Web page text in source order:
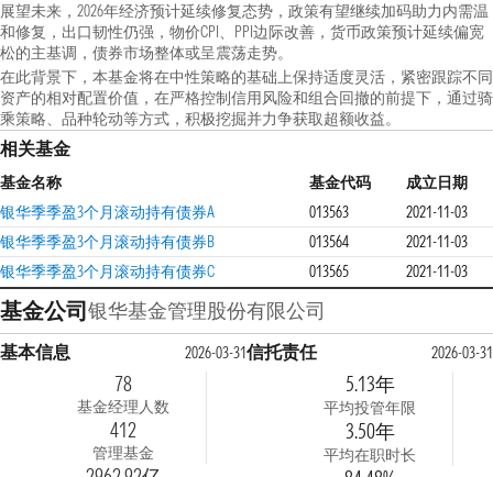
展望未来，2026年经济预计延续修复态势，政策有望继续加码助力内需温
和修复，出口韧性仍强，物价CPI、PPI边际改善，货币政策预计延续偏宽
松的主基调，债券市场整体或呈震荡走势。
在此背景下，本基金将在中性策略的基础上保持适度灵活，紧密跟踪不同
资产的相对配置价值，在严格控制信用风险和组合回撤的前提下，通过骑
乘策略、品种轮动等方式，积极挖掘并力争获取超额收益。
相关基金
基金名称 基金代码
成立日期
银华季季盈3个月滚动持有债券A
013563
2021-11-03
银华季季盈3个月滚动持有债券B
013564
2021-11-03
银华季季盈3个月滚动持有债券C
013565 2021-11-03
基金公司银华基金管理股份有限公司
基本信息 2026-03-31
78
基金经理人数
412
管理基金
信托责任 2026-03-31
5.13年
平均投管年限
3.50年
平均在职时长